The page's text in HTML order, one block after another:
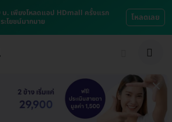
บ. เพียงโหลดแอป HDmall ครั้งแรก
โยชน์มากมาย
โหลดเลย